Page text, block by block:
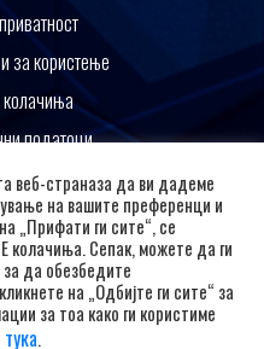
за користење
колачиња
податоци
од
веб-страназа да ви дадеме
на вашите преференци и
„Прифати ги сите“, се
колачиња. Сепак, можете да ги
да обезбедите
на „Одбијте ги сите“ за
за тоа како ги користиме
тука.